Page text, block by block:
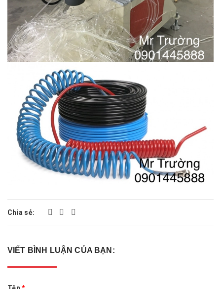
Chia sẻ:
VIẾT BÌNH LUẬN CỦA BẠN: